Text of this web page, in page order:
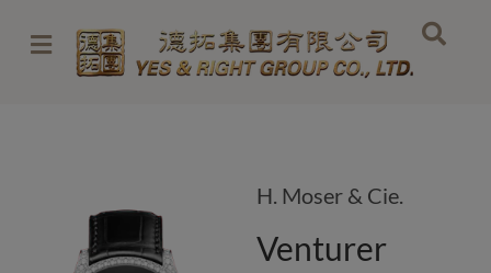
content
H. Moser & Cie.
Venturer